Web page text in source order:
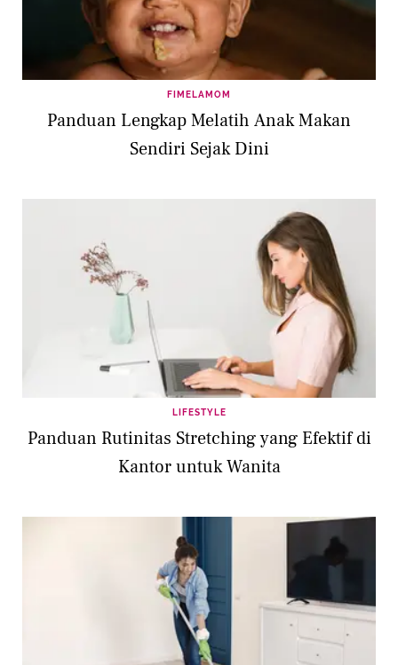
FIMELAMOM
Panduan Lengkap Melatih Anak Makan
Sendiri Sejak Dini
LIFESTYLE
Panduan Rutinitas Stretching yang Efektif di
Kantor untuk Wanita